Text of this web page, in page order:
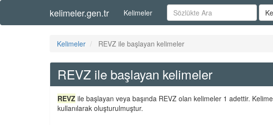
kelimeler.gen.tr Kelimeler
Kelimeler REVZ ile başlayan kelimeler
REVZ ile başlayan kelimeler
REVZ ile başlayan veya başında REVZ olan kelimeler 1 adettir.
kullanılarak oluşturulmuştur.